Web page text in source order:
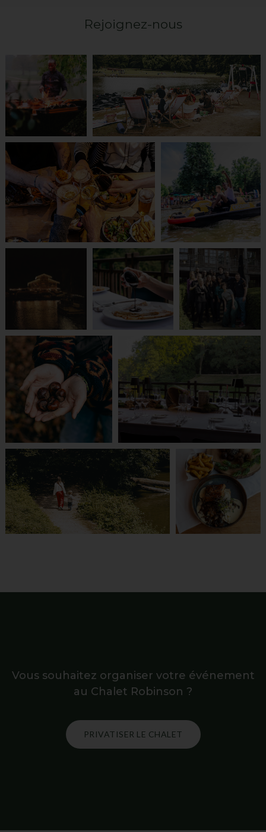
Rejoignez-nous
Vous souhaitez organiser votre événement
au Chalet Robinson ?
PRIVATISER LE CHALET